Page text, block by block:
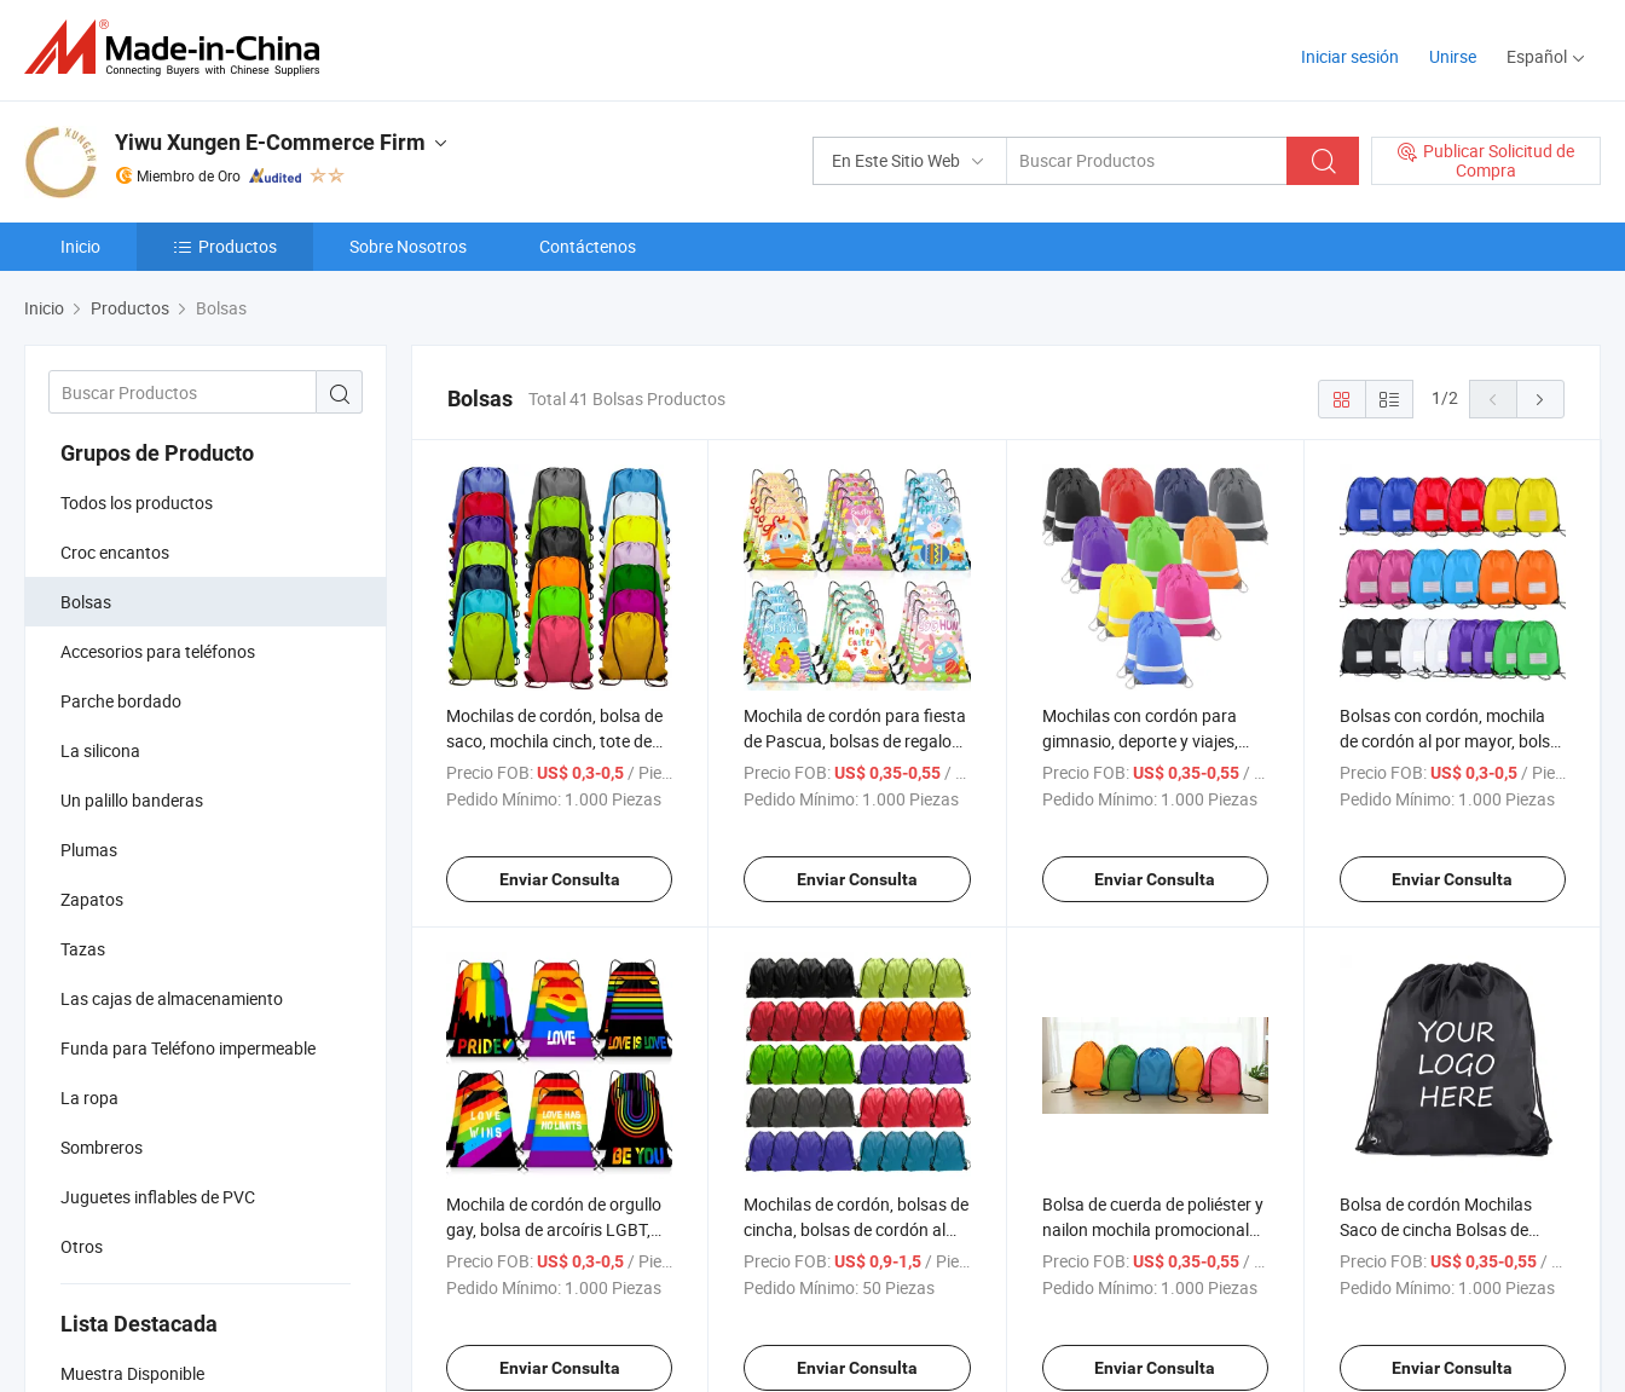
Iniciar sesión Unirse Español
En Este Sitio Web
Publicar Solicitud de
Compra
Yiwu Xungen E-Commerce Firm
Miembro de Oro
Inicio Productos Sobre Nosotros Contáctenos
Inicio Productos Bolsas
Grupos de Producto
Todos los productos
Croc encantos
Bolsas
Accesorios para teléfonos
Parche bordado
La silicona
Un palillo banderas
Plumas
Zapatos
Tazas
Las cajas de almacenamiento
Funda para Teléfono impermeable
La ropa
Sombreros
Juguetes inflables de PVC
Otros
Lista Destacada
Muestra Disponible
Bolsas Total 41 Bolsas Productos 1/2
Mochilas de cordón, bolsa de
saco, mochila cinch, tote de
deporte, bolsa de
almacenamiento de poliéster
Precio FOB:US$ 0,3-0,5/ Pieza
Pedido Mínimo: 1.000 Piezas
Enviar Consulta
Mochila de cordón para fiesta
de Pascua, bolsas de regalo
coloridas, bolsas reutilizables
de favor para fiestas en
bodas
Precio FOB: US$ 0,35-0,55/ Pieza
Pedido Mínimo: 1.000 Piezas
Enviar Consulta
Mochilas con cordón para
gimnasio, deporte y viajes,
bolsas de cuerda reflectantes
para personalizar
Precio FOB: US$ 0,35-0,55/ Pieza
Pedido Mínimo: 1.000 Piezas
Enviar Consulta
Bolsas con cordón, mochila
de cordón al por mayor, bolsa
de gimnasio deportiva para
personalizar con memo
Precio FOB: US$ 0,3-0,5/ Pieza
Pedido Mínimo: 1.000 Piezas
Enviar Consulta
Mochila de cordón de orgullo
gay, bolsa de arcoíris LGBT,
mochila de gimnasio, bolsa de
playa, yoga, viajes, regalos
Precio FOB:US$ 0,3-0,5 / Pieza
Pedido Mínimo: 1.000 Piezas
Enviar Consulta
Mochilas de cordón, bolsas de
cincha, bolsas de cordón al
por mayor, bolsa deportiva de
nylon
Precio FOB: US$ 0,9-1,5 / Pieza
Pedido Mínimo: 50 Piezas
Enviar Consulta
Bolsa de cuerda de poliéster y
nailon mochila promocional
personalizada para niños
Precio FOB: US$ 0,35-0,55 / Pieza
Pedido Mínimo: 1.000 Piezas
Enviar Consulta
Bolsa de cordón Mochilas
Saco de cincha Bolsas de
tirón
Precio FOB: US$ 0,35-0,55 / Pieza
Pedido Mínimo: 1.000 Piezas
Enviar Consulta